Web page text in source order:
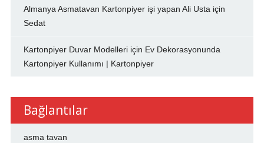
Almanya Asmatavan Kartonpiyer işi yapan Ali Usta için
Sedat
Kartonpiyer Duvar Modelleriiçin Ev Dekorasyonunda
Kartonpiyer Kullanımı | Kartonpiyer
Bağlantılar
asma tavan